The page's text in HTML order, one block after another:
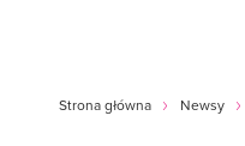
Strona główna Newsy